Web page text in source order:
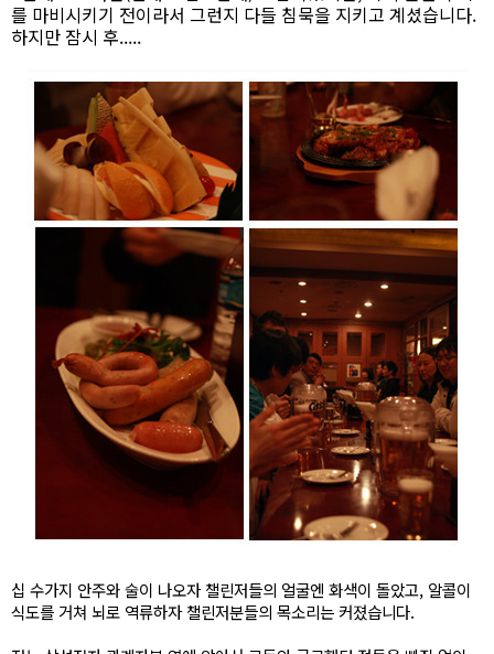
를 마비시키기 전이라서 그런지 다들 침묵을 지키고 계셨습니다.
하지만 잠시 후.....
십 수가지 안주와 술이 나오자 챌린저들의 얼굴엔 화색이 돌았고, 알콜이
식도를 거쳐 뇌로 역류하자 챌린저분들의 목소리는 커졌습니다.